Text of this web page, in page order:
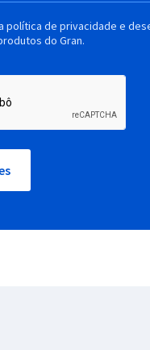
política de privacidade e
do Gran.